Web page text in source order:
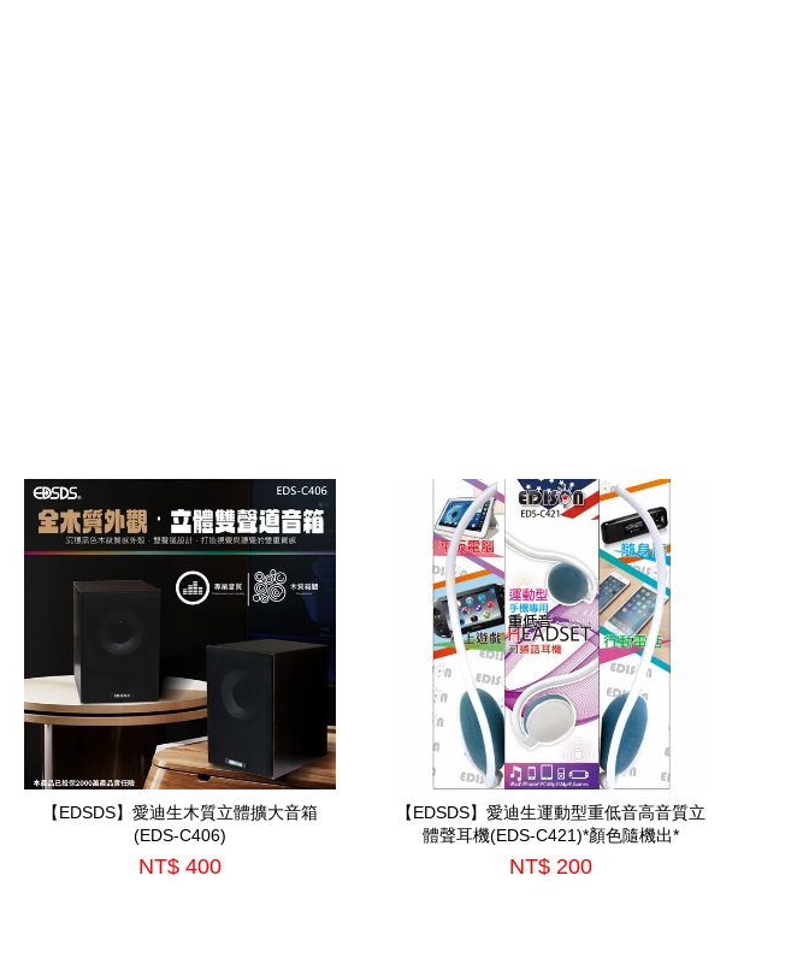
【EDSDS】愛迪生木質立體擴大音箱
(EDS-C406)
NT$ 400
【EDSDS】愛迪生運動型重低音高音質立
體聲耳機(EDS-C421)*顏色隨機出*
NT$ 200